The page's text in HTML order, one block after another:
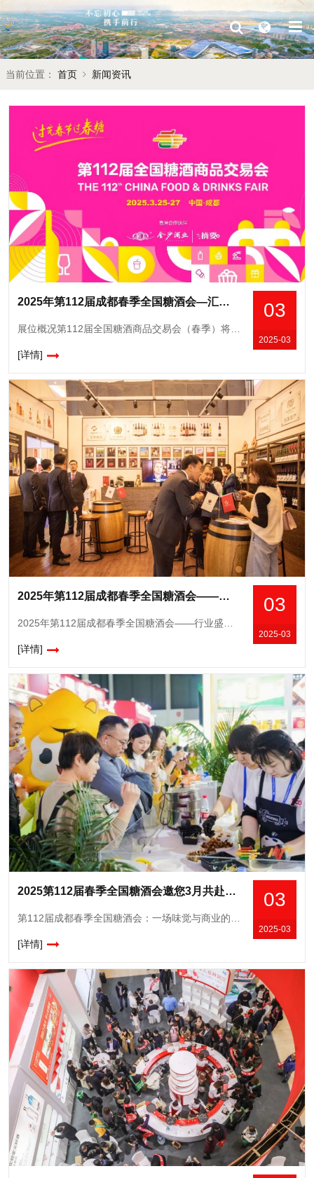
当前位置： 首页 新闻资讯
03
2025-03
​2025年第112届成都春季全国糖酒会—汇聚行业力量，共启糖酒新篇章
展位概况第112届全国糖酒商品交易会（春季）将于2025年3月25日-27日在成都举办，本届展会以“一城双馆”形式呈现，展览总面积达32.5万平方米，设置9大核心展区及23个特色品类专区。其中： &n
[详情]
03
2025-03
2025年第112届成都春季全国糖酒会——行业盛典，商机无限
2025年第112届成都春季全国糖酒会——行业盛典，商机无限由中国糖业酒类集团公司与成都市政府联合主办的第112届成都春季全国糖酒会，将于2025年3月25日至27日在成都中国西部国际博览城与世纪城国
[详情]
03
2025-03
2025第112届春季全国糖酒会邀您3月共赴蓉城，擘画行业新篇章
[详情]